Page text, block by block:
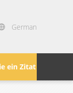
German
ein Zitat